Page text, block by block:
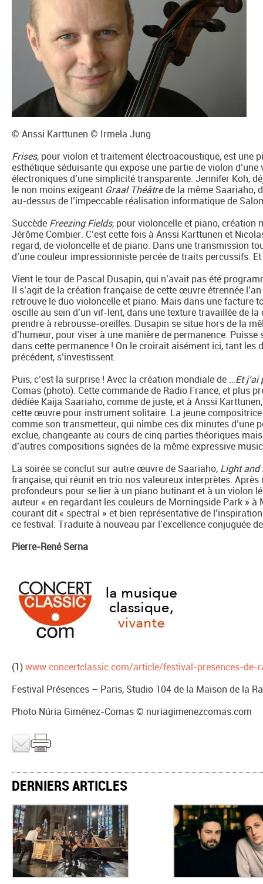
© Anssi Karttunen © Irmela Jung
Frises, pour violon et traitement électroacoustique, est une
esthétique séduisante qui expose une partie de violon
électroniques d’une simplicité transparente. Jennifer Koh,
le non moins exigeant Graal Théâtrede la même Saariaho,
au-dessus de l’impeccable réalisation informatique de
Succède Freezing Fields, pour violoncelle et piano, création
Jérôme Combier. C’est cette fois à Anssi Karttunen et
regard, de violoncelle et de piano. Dans une transmission
d’une couleur impressionniste percée de traits percussifs.
Vient le tour de Pascal Dusapin, qui n’avait pas été
Il s’agit de la création française de cette œuvre étrennée
retrouve le duo violoncelle et piano. Mais dans une facture
oscille au sein d’un vif-lent, dans une texture travaillée de
prendre à rebrousse-oreilles. Dusapin se situe hors de la
d’humeur, pour viser à une manière de permanence.
dans cette permanence ! On le croirait aisément ici, tant les
précédent, s’investissent.
Puis, c’est la surprise ! Avec la création mondiale de …Et
Comas (photo). Cette commande de Radio France, et plus
dédiée Kaija Saariaho, comme de juste, et à Anssi
cette œuvre pour instrument solitaire. La jeune compositrice
comme son transmetteur, qui nimbe ces dix minutes d’une
exclue, changeante au cours de cinq parties théoriques
d’autres compositions signées de la même expressive
La soirée se conclut sur autre œuvre de Saariaho, Light and
française, qui réunit en trio nos valeureux interprètes.
profondeurs pour se lier à un piano butinant et à un violon
auteur « en regardant les couleurs de Morningside Park »
courant dit « spectral » et bien représentative de
ce festival. Traduite à nouveau par l’excellence conjuguée
Pierre-René Serna
(1)www.concertclassic.com/article/festival-presences-
Festival Présences – Paris, Studio 104 de la Maison de la
Photo Núria Giménez-Comas © nuriagimenezcomas.com
DERNIERS ARTICLES